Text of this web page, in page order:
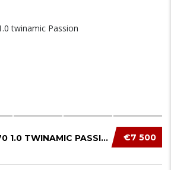
€7 500
SMART FORFOUR 70 1.0 TWINAMIC PASSION